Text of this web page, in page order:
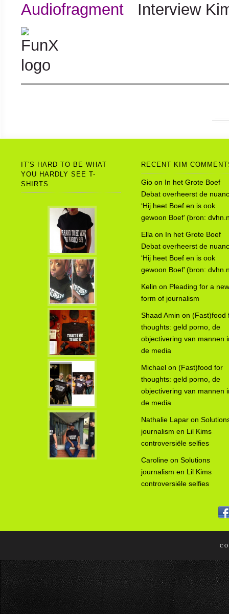
Audiofragment
Interview
IT'S HARD TO BE WHAT
YOU HARDLY SEE T-
SHIRTS
RECENT KIM
Gio on In het Grote Boef
Debat overheerst de
‘Hij heet Boef en is ook
gewoon Boef’ (bron:
Ella on In het Grote Boef
Debat overheerst de
‘Hij heet Boef en is ook
gewoon Boef’ (bron:
Kelin on Pleading for a new
form of journalism
Shaad Amin on (Fast)food
thoughts: geld porno, de
objectivering van mannen
de media
Michael on (Fast)food for
thoughts: geld porno, de
objectivering van mannen
de media
Nathalie Lapar on
journalism en Lil Kims
controversiële selfies
Caroline on Solutions
journalism en Lil Kims
controversiële selfies